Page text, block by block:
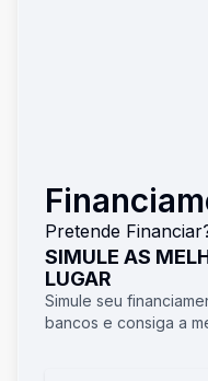
Pretende
SIMULE AS
LUGAR
Simule seu
bancos e consiga a